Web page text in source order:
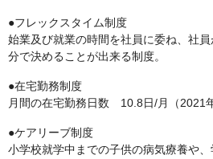
●フレックスタイム制度
始業及び就業の時間を社員に委ね、社
分で決めることが出来る制度。
●在宅勤務制度
月間の在宅勤務日数 10.8日/月（2021
●ケアリーブ制度
小学校就学中までの子供の病気療養や